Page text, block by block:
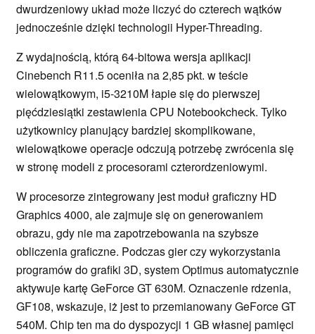
dwurdzeniowy układ może liczyć do czterech wątków
jednocześnie dzięki technologii Hyper-Threading.
Z wydajnością, którą 64-bitowa wersja aplikacji
Cinebench R11.5 oceniła na 2,85 pkt. w teście
wielowątkowym, i5-3210M łapie się do pierwszej
pięćdziesiątki zestawienia CPU Notebookcheck. Tylko
użytkownicy planujący bardziej skomplikowane,
wielowątkowe operacje odczują potrzebę zwrócenia się
w stronę modeli z procesorami czterordzeniowymi.
W procesorze zintegrowany jest moduł graficzny HD
Graphics 4000, ale zajmuje się on generowaniem
obrazu, gdy nie ma zapotrzebowania na szybsze
obliczenia graficzne. Podczas gier czy wykorzystania
programów do grafiki 3D, system Optimus automatycznie
aktywuje kartę GeForce GT 630M. Oznaczenie rdzenia,
GF108, wskazuje, iż jest to przemianowany GeForce GT
540M. Chip ten ma do dyspozycji 1 GB własnej pamięci